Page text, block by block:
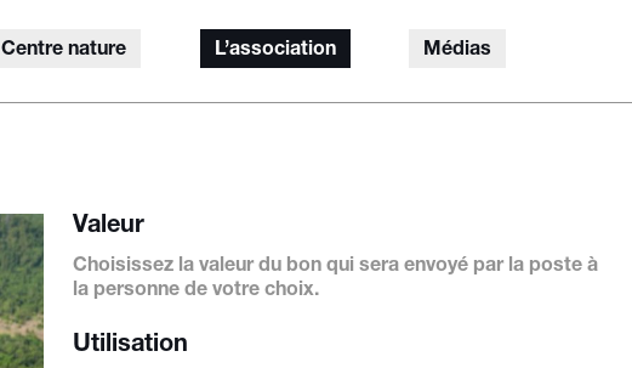
Centre nature L’association Médias
Valeur
Choisissez la valeur du bon qui sera envoyé par la poste à
la personne de votre choix.
Utilisation